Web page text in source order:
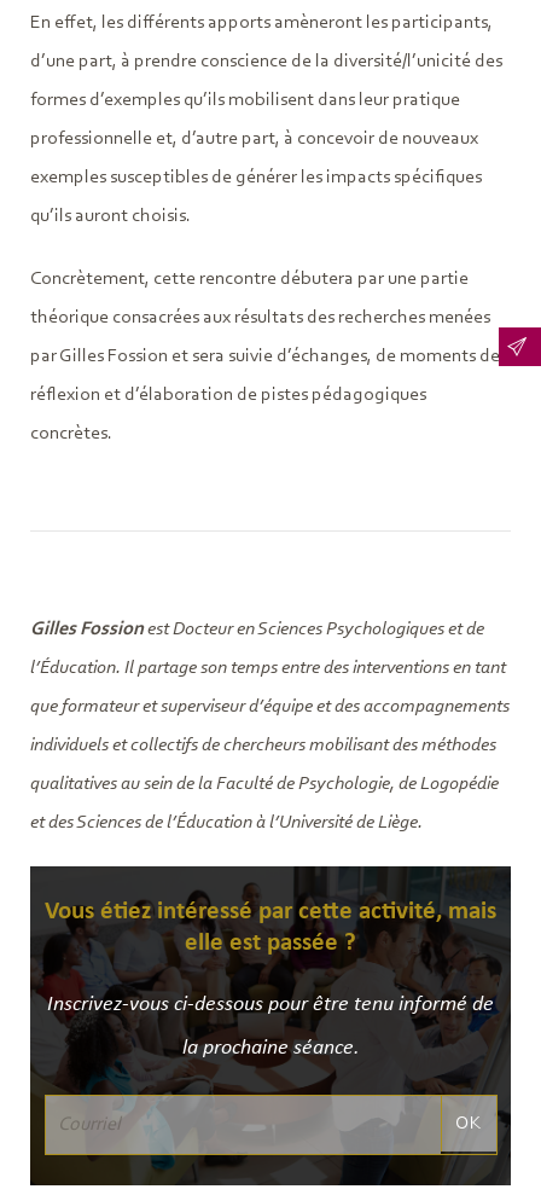
En effet, les différents apports amèneront les participants,
d’une part, à prendre conscience de la diversité/l’unicité des
formes d’exemples qu’ils mobilisent dans leur pratique
professionnelle et, d’autre part, à concevoir de nouveaux
exemples susceptibles de générer les impacts spécifiques
qu’ils auront choisis.
Concrètement, cette rencontre débutera par une partie
théorique consacrées aux résultats des recherches menées
par Gilles Fossion et sera suivie d’échanges, de moments de
réflexion et d’élaboration de pistes pédagogiques
concrètes.
Gilles Fossionest Docteur en Sciences Psychologiques et de
l’Éducation. Il partage son temps entre des interventions en tant
que formateur et superviseur d’équipe et des accompagnements
individuels et collectifs de chercheurs mobilisant des méthodes
qualitatives au sein de la Faculté de Psychologie, de Logopédie
et des Sciences de l’Éducation à l’Université de Liège.
Vous étiez intéressé par cette activité, mais
elle est passée ?
Inscrivez-vous ci-dessous pour être tenu informé de
la prochaine séance.
OK